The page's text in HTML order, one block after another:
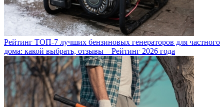
Рейтинг ТОП-7 лучших бензиновых генераторов для частного
дома: какой выбрать, отзывы – Рейтинг 2026 года